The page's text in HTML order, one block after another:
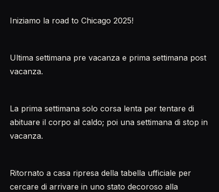
Iniziamo la road to Chicago 2025!
Ultima settimana pre vacanza e prima settimana post
vacanza.
La prima settimana solo corsa lenta per tentare di
abituare il corpo al caldo; poi una settimana di stop in
vacanza.
Ritornato a casa ripresa della tabella ufficiale per
cercare di arrivare in uno stato decoroso alla